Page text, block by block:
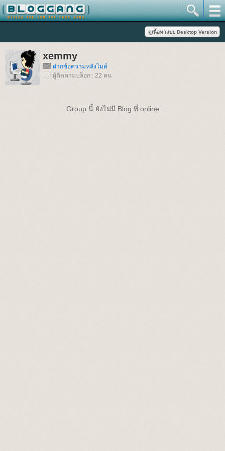
xemmy
ฝากข้อความหลังไมค์
ผู้ติดตามบล็อก : 22 คน
Group นี้ ยังไม่มี Blog ที่ online